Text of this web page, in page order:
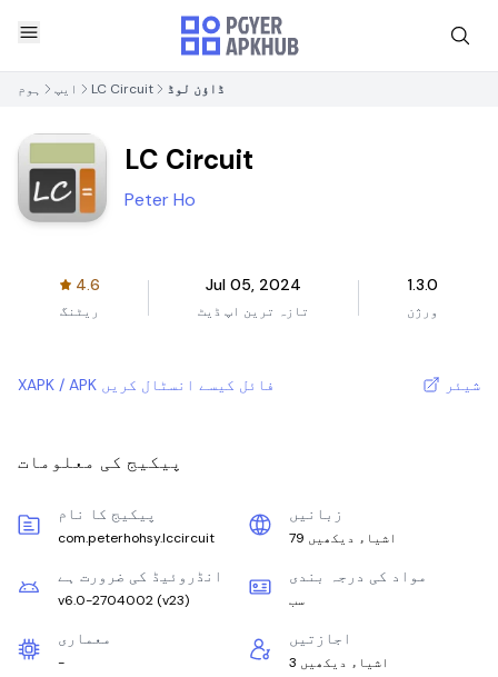
ہوم ایپ LC Circuit ڈاؤن لوڈ
LC Circuit
Peter Ho
4.6
ریٹنگ
Jul 05, 2024
تازہ ترین اپ ڈیٹ
1.3.0
ورژن
XAPK / APK فائل کیسے انسٹال کریں شیئر
پیکیج کی معلومات
پیکیج کا نام
com.peterhohsy.lccircuit
زبانیں
79 اشیاء دیکھیں
انڈروئیڈ کی ضرورت ہے
v6.0-2704002 (v23)
مواد کی درجہ بندی
سب
معماری
-
اجازتیں
3 اشیاء دیکھیں